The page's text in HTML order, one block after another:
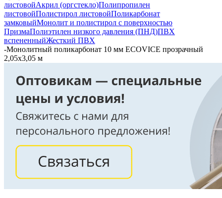
листовойАкрил (оргстекло)Полипропилен
листовойПолистирол листовойПоликарбонат
замковыйМонолит и полистирол с поверхностью
ПризмаПолиэтилен низкого давления (ПНД)ПВХ
вспененныйЖесткий ПВХ
-Монолитный поликарбонат 10 мм ECOVICE прозрачный
2,05х3,05 м